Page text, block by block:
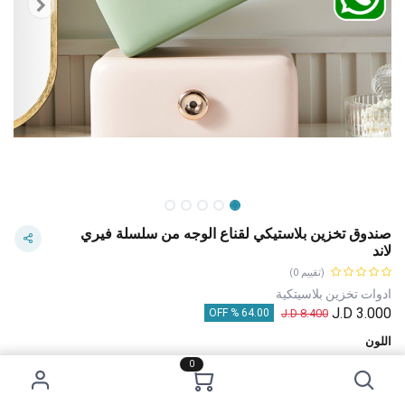
0
صندوق تخزين بلاستيكي لقناع الوجه من سلسلة فيري
لاند
(تقييم 0)
ادوات تخزين بلاسيتكية
3.000
8.400
J.D
64.00 % OFF
اللون